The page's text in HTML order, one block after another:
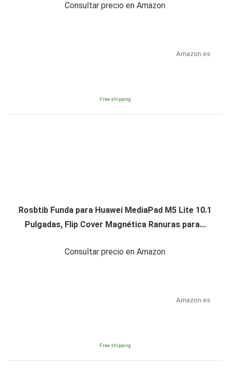
Consultar precio en Amazon
Amazon.es
Free shipping
Rosbtib Funda para Huawei MediaPad M5 Lite 10.1
Pulgadas, Flip Cover Magnética Ranuras para...
Consultar precio en Amazon
Amazon.es
Free shipping